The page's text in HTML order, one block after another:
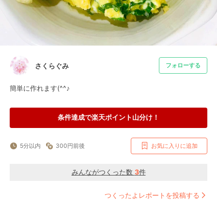
さくらぐみ フォローする
簡単に作れます(^^♪
条件達成で楽天ポイント山分け！
5分以内 300円前後 お気に入りに追加
みんながつくった数 3件
つくったよレポートを投稿する